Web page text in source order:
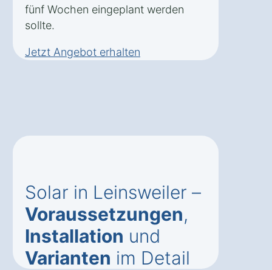
fünf Wochen eingeplant werden
sollte.
Jetzt Angebot erhalten
Solar in Leinsweiler –
Voraussetzungen,
Installation und
Varianten im Detail